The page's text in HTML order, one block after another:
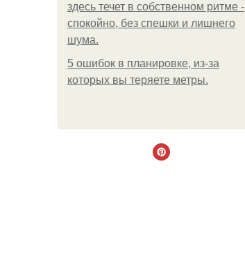
здесь течет в собственном ритме -
спокойно, без спешки и лишнего
шума.
5 ошибок в планировке, из-за
которых вы теряете метры.